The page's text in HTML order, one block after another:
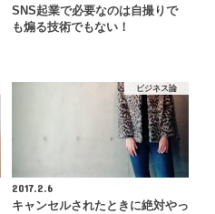
SNS起業で必要なのは自撮りで
も煽る技術でもない！
ビジネス論
2017.2.6
キャンセルされたときに絶対やっ